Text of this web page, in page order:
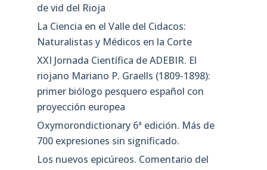
de vid del Rioja
La Ciencia en el Valle del Cidacos:
Naturalistas y Médicos en la Corte
XXI Jornada Científica de ADEBIR. El
riojano Mariano P. Graells (1809-1898):
primer biólogo pesquero español con
proyección europea
Oxymorondictionary 6ª edición. Más de
700 expresiones sin significado.
Los nuevos epicúreos. Comentario del